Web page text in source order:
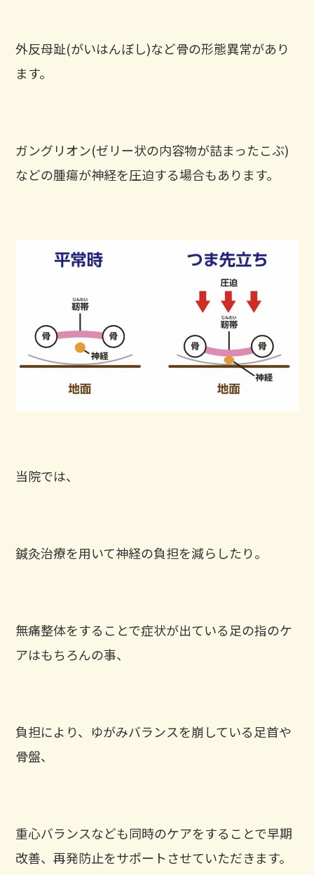
外反母趾(がいはんぼし)など骨の形態異常があり
ます。
ガングリオン(ゼリー状の内容物が詰まったこぶ)
などの腫瘍が神経を圧迫する場合もあります。
当院では、
鍼灸治療を用いて神経の負担を減らしたり。
無痛整体をすることで症状が出ている足の指のケ
アはもちろんの事、
負担により、ゆがみバランスを崩している足首や
骨盤、
重心バランスなども同時のケアをすることで早期
改善、再発防止をサポートさせていただきます。